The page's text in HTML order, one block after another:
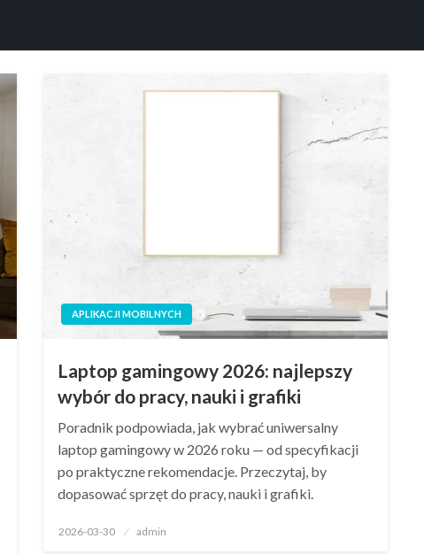
APLIKACJI MOBILNYCH
Laptop gamingowy 2026: najlepszy
wybór do pracy, nauki i grafiki
Poradnik podpowiada, jak wybrać uniwersalny
laptop gamingowy w 2026 roku — od specyfikacji
po praktyczne rekomendacje. Przeczytaj, by
dopasować sprzęt do pracy, nauki i grafiki.
Opublikowane
2026-03-30 admin